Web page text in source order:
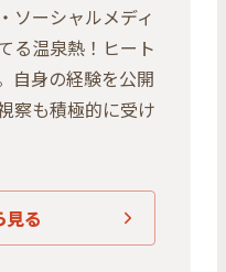
ソーシャルメディ
る温泉熱！ヒート
自身の経験を公開
察も積極的に受け
見る